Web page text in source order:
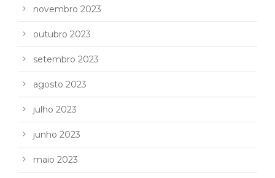
novembro 2023
outubro 2023
setembro 2023
agosto 2023
julho 2023
junho 2023
maio 2023